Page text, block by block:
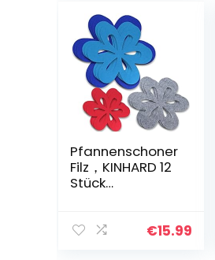
Pfannenschoner
Filz，KINHARD 12
Stück
CM Königsblau
€15.99